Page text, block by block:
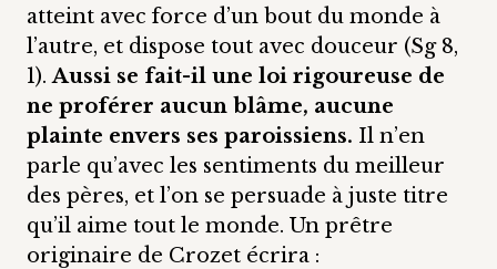
atteint avec force d’un bout du monde à
l’autre, et dispose tout avec douceur (Sg 8,
1).Aussi se fait-il une loi rigoureuse de
ne proférer aucun blâme, aucune
plainte envers ses paroissiens. Il n’en
parle qu’avec les sentiments du meilleur
des pères, et l’on se persuade à juste titre
qu’il aime tout le monde. Un prêtre
originaire de Crozet écrira :